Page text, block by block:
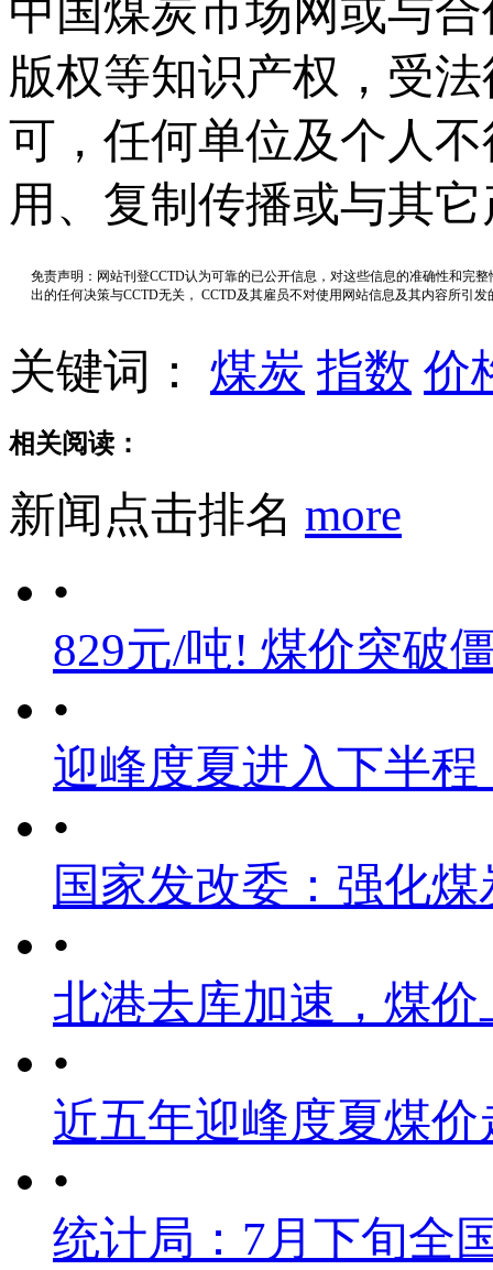
中国煤炭市场网或与
版权等知识产权，受
可，任何单位及个人
用、复制传播或与其
免责声明：网站刊登CCTD认为可靠的已公开信息，对这些信息的准确性和完
出的任何决策与CCTD无关， CCTD及其雇员不对使用网站信息及其内容所引
关键词： 煤炭 指数 价
相关阅读：
新闻点击排名 more
•
829元/吨! 煤价突破
•
迎峰度夏进入下半
•
国家发改委：强化
•
北港去库加速，煤
•
近五年迎峰度夏煤价
•
统计局：7月下旬全